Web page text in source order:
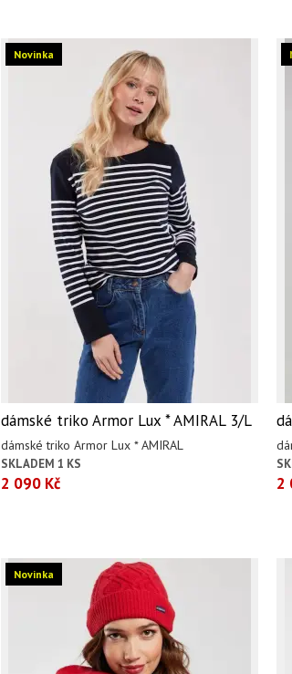
Novinka
dámské triko Armor Lux * AMIRAL 3/L
dámské triko Armor Lux * AMIRAL
SKLADEM 1 KS
2 090 Kč 2
Novinka